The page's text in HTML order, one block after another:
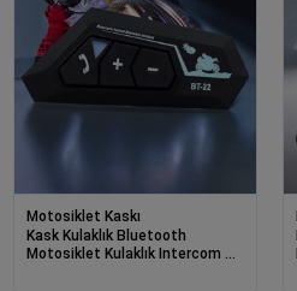
Motosiklet Kaskı
Kask Kulaklık Bluetooth
Motosiklet Kulaklık Intercom Su